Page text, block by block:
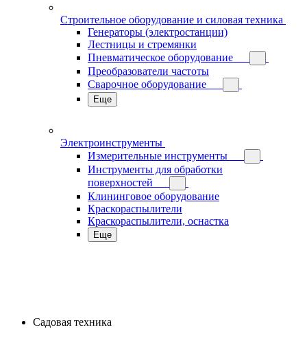
Строительное оборудование и силовая техника
Генераторы (электростанции)
Лестницы и стремянки
Пневматическое оборудование
Преобразователи частоты
Сварочное оборудование
Еще
Электроинструменты
Измерительные инструменты
Инструменты для обработки
поверхностей
Клининговое оборудование
Краскораспылители
Краскораспылители, оснастка
Еще
Садовая техника